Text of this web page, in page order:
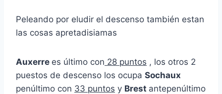
Peleando por eludir el descenso también estan
las cosas apretadisiamas
Auxerre es último con 28 puntos , los otros 2
puestos de descenso los ocupa Sochaux
penúltimo con 33 puntos y Brest antepenúltimo